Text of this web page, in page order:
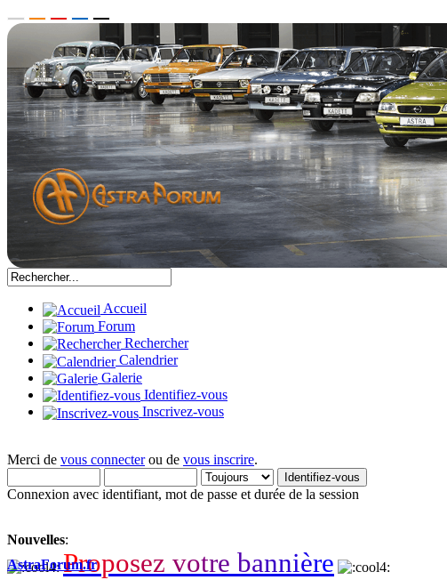
Accueil
Forum
Rechercher
Calendrier
Galerie
Identifiez-vous
Inscrivez-vous
Merci de vous connecterou de vous inscrire.
Connexion avec identifiant, mot de passe et durée de la session
Nouvelles:
Proposez votre bannière
AstraForum.fr